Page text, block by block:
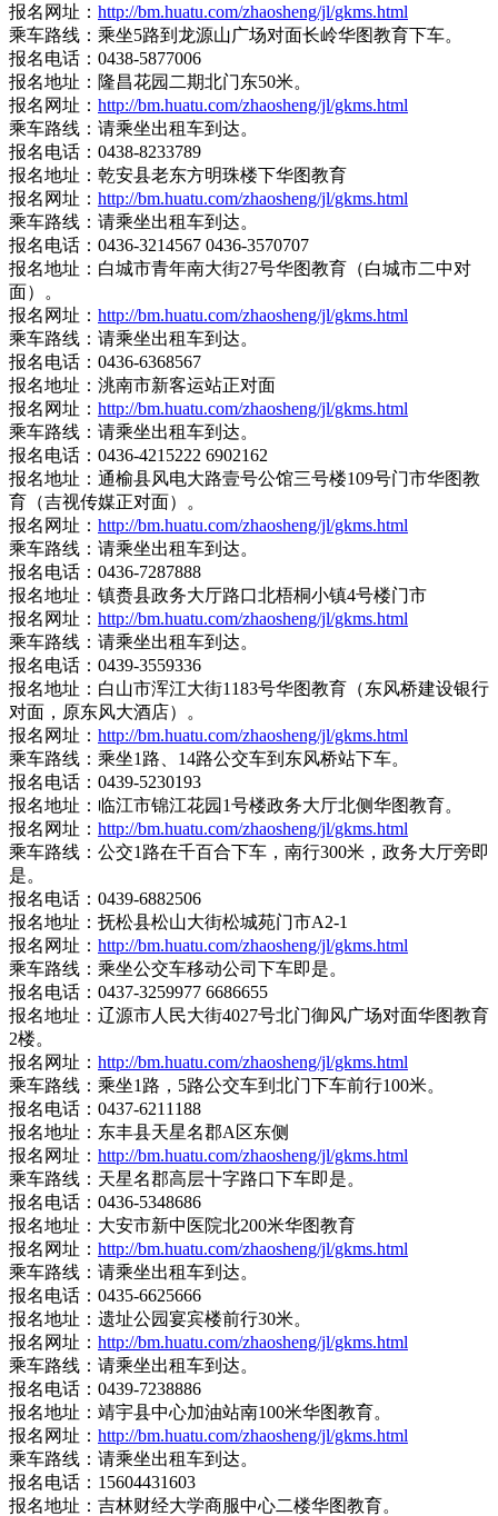
报名网址： http://bm.huatu.com/zhaosheng/jl/gkms.html
乘车路线：乘坐5路到龙源山广场对面长岭华图教育下车。
报名电话：0438-5877006
报名地址：隆昌花园二期北门东50米。
报名网址： http://bm.huatu.com/zhaosheng/jl/gkms.html
乘车路线：请乘坐出租车到达。
报名电话：0438-8233789
报名地址：乾安县老东方明珠楼下华图教育
报名网址： http://bm.huatu.com/zhaosheng/jl/gkms.html
乘车路线：请乘坐出租车到达。
报名电话：0436-3214567 0436-3570707
报名地址：白城市青年南大街27号华图教育（白城市二中对
面）。
报名网址： http://bm.huatu.com/zhaosheng/jl/gkms.html
乘车路线：请乘坐出租车到达。
报名电话：0436-6368567
报名地址：洮南市新客运站正对面
报名网址： http://bm.huatu.com/zhaosheng/jl/gkms.html
乘车路线：请乘坐出租车到达。
报名电话：0436-4215222 6902162
报名地址：通榆县风电大路壹号公馆三号楼109号门市华图教
育（吉视传媒正对面）。
报名网址： http://bm.huatu.com/zhaosheng/jl/gkms.html
乘车路线：请乘坐出租车到达。
报名电话：0436-7287888
报名地址：镇赉县政务大厅路口北梧桐小镇4号楼门市
报名网址： http://bm.huatu.com/zhaosheng/jl/gkms.html
乘车路线：请乘坐出租车到达。
报名电话：0439-3559336
报名地址：白山市浑江大街1183号华图教育（东风桥建设银行
对面，原东风大酒店）。
报名网址： http://bm.huatu.com/zhaosheng/jl/gkms.html
乘车路线：乘坐1路、14路公交车到东风桥站下车。
报名电话：0439-5230193
报名地址：临江市锦江花园1号楼政务大厅北侧华图教育。
报名网址： http://bm.huatu.com/zhaosheng/jl/gkms.html
乘车路线：公交1路在千百合下车，南行300米，政务大厅旁即
是。
报名电话：0439-6882506
报名地址：抚松县松山大街松城苑门市A2-1
报名网址： http://bm.huatu.com/zhaosheng/jl/gkms.html
乘车路线：乘坐公交车移动公司下车即是。
报名电话：0437-3259977 6686655
报名地址：辽源市人民大街4027号北门御风广场对面华图教育
2楼。
报名网址： http://bm.huatu.com/zhaosheng/jl/gkms.html
乘车路线：乘坐1路，5路公交车到北门下车前行100米。
报名电话：0437-6211188
报名地址：东丰县天星名郡A区东侧
报名网址： http://bm.huatu.com/zhaosheng/jl/gkms.html
乘车路线：天星名郡高层十字路口下车即是。
报名电话：0436-5348686
报名地址：大安市新中医院北200米华图教育
报名网址： http://bm.huatu.com/zhaosheng/jl/gkms.html
乘车路线：请乘坐出租车到达。
报名电话：0435-6625666
报名地址：遗址公园宴宾楼前行30米。
报名网址： http://bm.huatu.com/zhaosheng/jl/gkms.html
乘车路线：请乘坐出租车到达。
报名电话：0439-7238886
报名地址：靖宇县中心加油站南100米华图教育。
报名网址： http://bm.huatu.com/zhaosheng/jl/gkms.html
乘车路线：请乘坐出租车到达。
报名电话：15604431603
报名地址：吉林财经大学商服中心二楼华图教育。